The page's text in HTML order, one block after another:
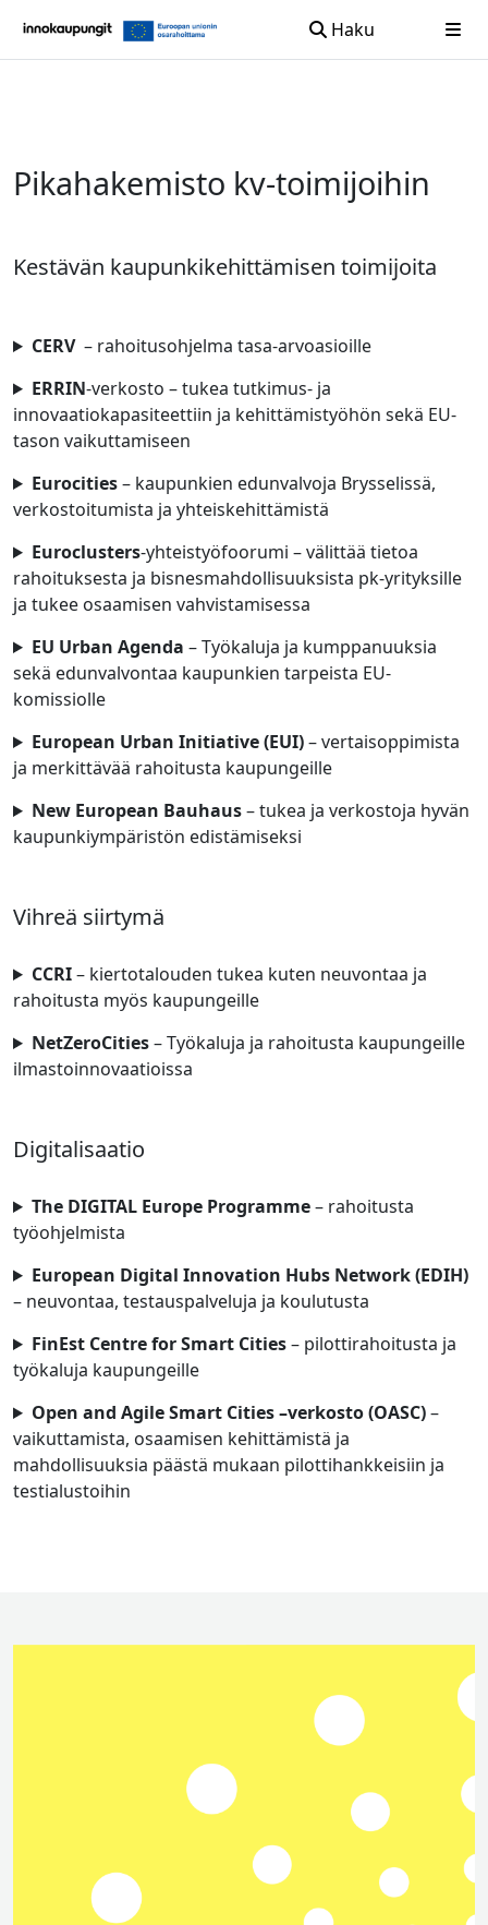
Haku
Pikahakemisto kv-toimijoihin
Kestävän kaupunkikehittämisen toimijoita
CERV – rahoitusohjelma tasa-arvoasioille
ERRIN-verkosto – tukea tutkimus- ja
innovaatiokapasiteettiin ja kehittämistyöhön sekä EU-
tason vaikuttamiseen
Eurocities– kaupunkien edunvalvoja Brysselissä,
verkostoitumista ja yhteiskehittämistä
Euroclusters-yhteistyöfoorumi – välittää tietoa
rahoituksesta ja bisnesmahdollisuuksista pk-yrityksille
ja tukee osaamisen vahvistamisessa
EU Urban Agenda – Työkaluja ja kumppanuuksia
sekä edunvalvontaa kaupunkien tarpeista EU-
komissiolle​
European Urban Initiative (EUI)– vertaisoppimista
ja merkittävää rahoitusta kaupungeille
New European Bauhaus– tukea ja verkostoja hyvän
kaupunkiympäristön edistämiseksi
Vihreä siirtymä
CCRI– kiertotalouden tukea kuten neuvontaa ja
rahoitusta myös kaupungeille
NetZeroCities– Työkaluja ja rahoitusta kaupungeille
ilmastoinnovaatioissa
Digitalisaatio
The DIGITAL Europe Programme– rahoitusta
työohjelmista
European Digital Innovation Hubs Network(EDIH)
– neuvontaa, testauspalveluja ja koulutusta
FinEst Centre for Smart Cities– pilottirahoitusta ja
työkaluja kaupungeille​
Open and Agile Smart Cities –verkosto (OASC)–
vaikuttamista, osaamisen kehittämistä ja
mahdollisuuksia päästä mukaan pilottihankkeisiin ja
testialustoihin